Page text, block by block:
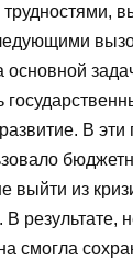
основной
В
выйти из
В результате,
смогла